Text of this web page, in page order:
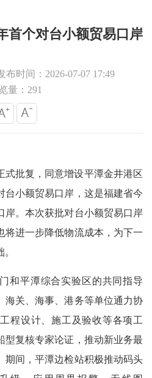
首个对台小额贸易口岸
布时间：2026-07-07 17:49
量：291
式批复，同意增设平潭金井港区
台小额贸易口岸，这是福建省今
岸。本次获批对台小额贸易口岸
将进一步降低物流成本，为下一
和平潭综合实验区的共同指导
海关、海事、港务等单位通力协
程设计、施工及验收等各项工
型复核专家论证，推动新业务最
期间，平潭边检站积极推动码头